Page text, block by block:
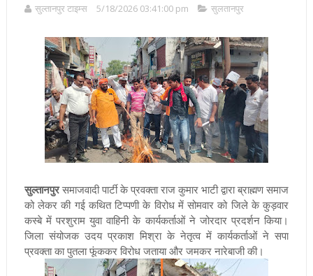
सुल्तानपुर टाइम्स 5/18/2026 03:41:00 pm सुलतानपुर
सुल्तानपुरसमाजवादी पार्टी के प्रवक्ता राज कुमार भाटी द्वारा ब्राह्मण समाज
को लेकर की गई कथित टिप्पणी के विरोध में सोमवार को जिले के कुड़वार
कस्बे में परशुराम युवा वाहिनी के कार्यकर्ताओं ने जोरदार प्रदर्शन किया।
जिला संयोजक उदय प्रकाश मिश्रा के नेतृत्व में कार्यकर्ताओं ने सपा
प्रवक्ता का पुतला फूंककर विरोध जताया और जमकर नारेबाजी की।